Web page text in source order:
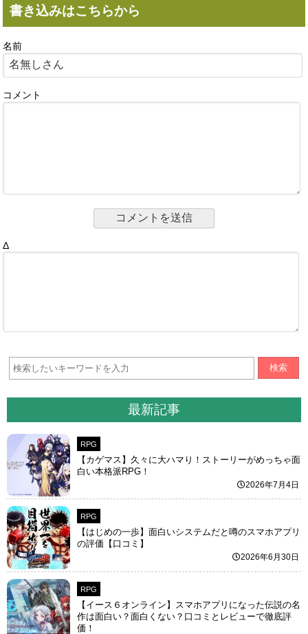
書き込みはこちらから
名前
コメント
Δ
検索
最新記事
RPG
【カゲマス】久々に大ハマり！ストーリーがめっちゃ面
白い本格派RPG！
2026年7月4日
RPG
【はじめの一歩】面白いシステムだと噂のスマホアプリ
の評価【口コミ】
2026年6月30日
RPG
【イース６オンライン】スマホアプリになった伝説の名
作は面白い？面白くない？口コミとレビューで徹底評
価！